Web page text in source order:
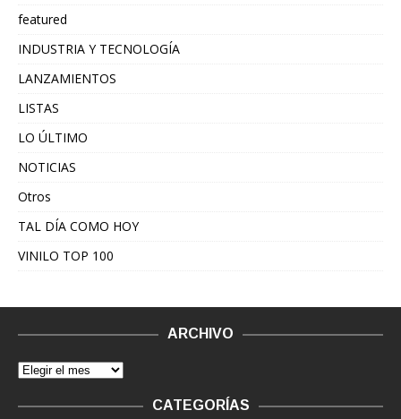
featured
INDUSTRIA Y TECNOLOGÍA
LANZAMIENTOS
LISTAS
LO ÚLTIMO
NOTICIAS
Otros
TAL DÍA COMO HOY
VINILO TOP 100
ARCHIVO
CATEGORÍAS